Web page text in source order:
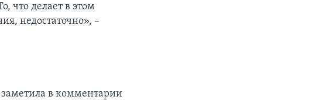
что делает в этом
недостаточно», –
в комментарии